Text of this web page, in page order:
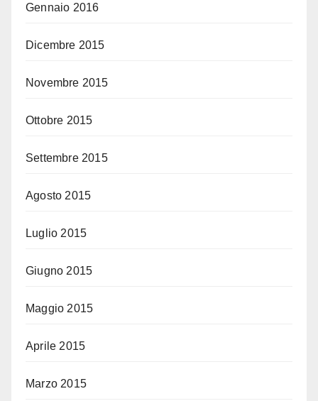
Gennaio 2016
Dicembre 2015
Novembre 2015
Ottobre 2015
Settembre 2015
Agosto 2015
Luglio 2015
Giugno 2015
Maggio 2015
Aprile 2015
Marzo 2015